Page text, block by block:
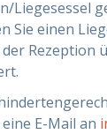
Liegesessel
Sie einen
Rezeption
E-Mail an